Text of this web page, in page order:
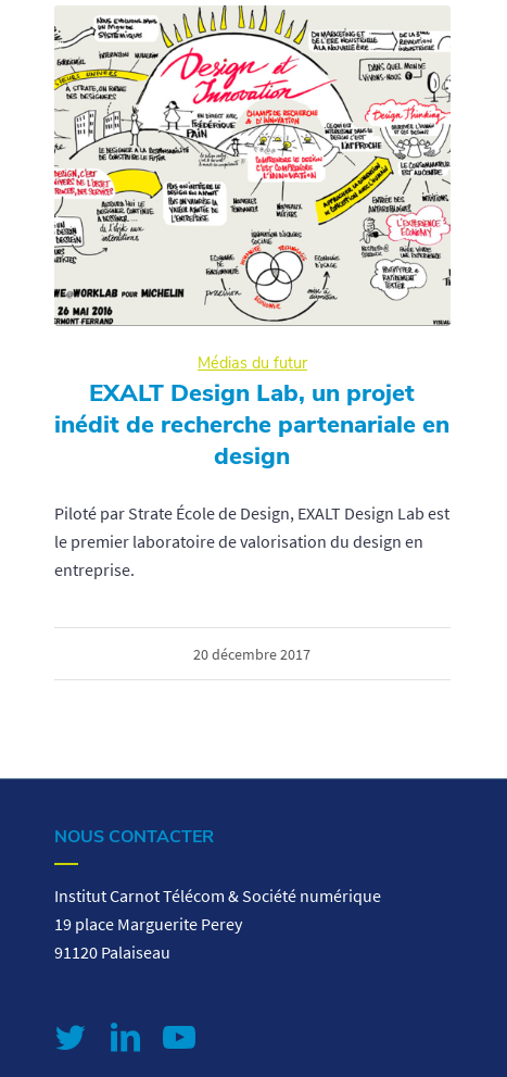
Médias du futur
EXALT Design Lab, un projet
inédit de recherche partenariale en
design
Piloté par Strate École de Design, EXALT Design Lab est
le premier laboratoire de valorisation du design en
entreprise.
20 décembre 2017
NOUS CONTACTER
Institut Carnot Télécom & Société numérique
19 place Marguerite Perey
91120 Palaiseau